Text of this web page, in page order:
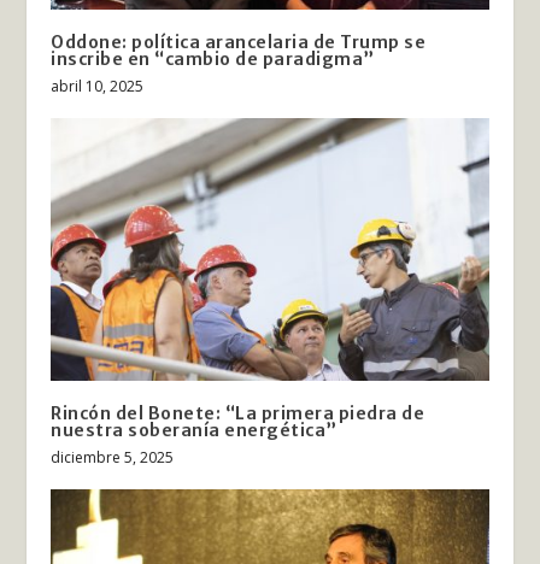
Oddone: política arancelaria de Trump se
inscribe en “cambio de paradigma”
abril 10, 2025
Rincón del Bonete: “La primera piedra de
nuestra soberanía energética”
diciembre 5, 2025